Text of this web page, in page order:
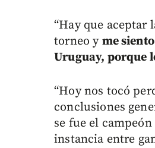
“Hay que aceptar
torneo y me
Uruguay, porque
“Hoy nos tocó
conclusiones
se fue el
instancia entre